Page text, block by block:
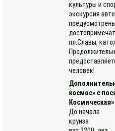
культуры и
экскурсия
пл.Славы,
человек!
космос» с
Космическая»
До начала
круиза